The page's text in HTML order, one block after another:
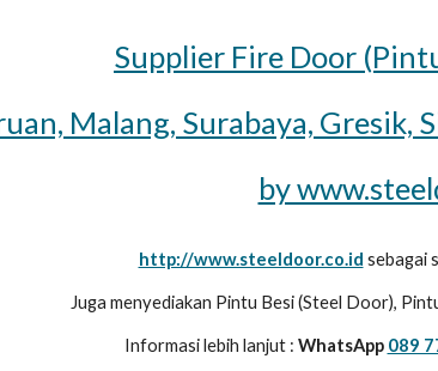
Supplier Fire Door
Malang, Surabaya,
by
http://www.steeldoor.co.id sebagai
Juga menyediakan Pintu Besi (Steel Door),
Informasi lebih lanjut : WhatsApp 089